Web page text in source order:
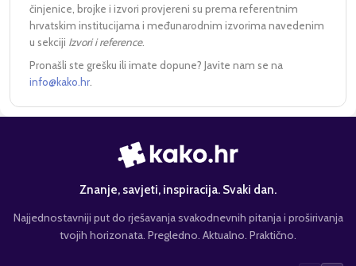
činjenice, brojke i izvori provjereni su prema referentnim
hrvatskim institucijama i međunarodnim izvorima navedenim
u sekciji Izvori i reference.
Pronašli ste grešku ili imate dopune? Javite nam se na
info@kako.hr.
Znanje, savjeti, inspiracija. Svaki dan.
Najjednostavniji put do rješavanja svakodnevnih pitanja i proširivanja
tvojih horizonata. Pregledno. Aktualno. Praktično.